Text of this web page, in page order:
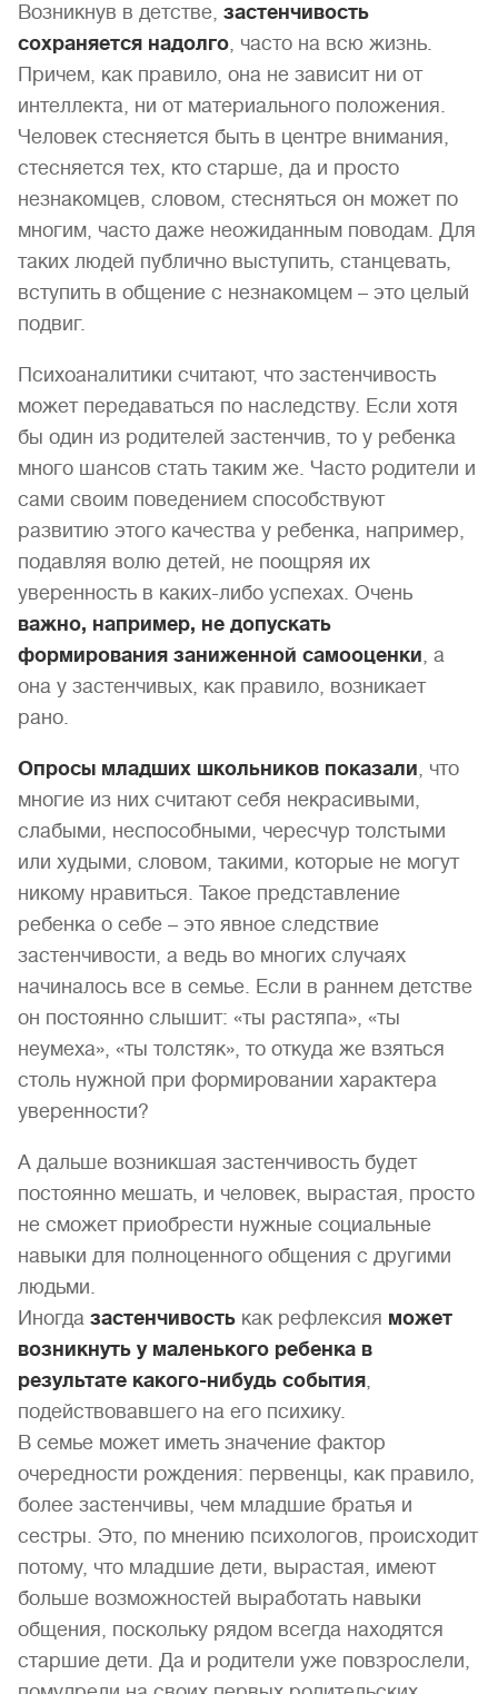
Возникнув в детстве, застенчивость
сохраняется надолго, часто на всю жизнь.
Причем, как правило, она не зависит ни от
интеллекта, ни от материального положения.
Человек стесняется быть в центре внимания,
стесняется тех, кто старше, да и просто
незнакомцев, словом, стесняться он может по
многим, часто даже неожиданным поводам. Для
таких людей публично выступить, станцевать,
вступить в общение с незнакомцем – это целый
подвиг.
Психоаналитики считают, что застенчивость
может передаваться по наследству. Если хотя
бы один из родителей застенчив, то у ребенка
много шансов стать таким же. Часто родители и
сами своим поведением способствуют
развитию этого качества у ребенка, например,
подавляя волю детей, не поощряя их
уверенность в каких-либо успехах. Очень
важно, например, не допускать
формирования заниженной самооценки, а
она у застенчивых, как правило, возникает
рано.
Опросы младших школьников показали, что
многие из них считают себя некрасивыми,
слабыми, неспособными, чересчур толстыми
или худыми, словом, такими, которые не могут
никому нравиться. Такое представление
ребенка о себе – это явное следствие
застенчивости, а ведь во многих случаях
начиналось все в семье. Если в раннем детстве
он постоянно слышит: «ты растяпа», «ты
неумеха», «ты толстяк», то откуда же взяться
столь нужной при формировании характера
уверенности?
А дальше возникшая застенчивость будет
постоянно мешать, и человек, вырастая, просто
не сможет приобрести нужные социальные
навыки для полноценного общения с другими
людьми.
Иногда застенчивость как рефлексия может
возникнуть у маленького ребенка в
результате какого-нибудь события,
подействовавшего на его психику.
В семье может иметь значение фактор
очередности рождения: первенцы, как правило,
более застенчивы, чем младшие братья и
сестры. Это, по мнению психологов, происходит
потому, что младшие дети, вырастая, имеют
больше возможностей выработать навыки
общения, поскольку рядом всегда находятся
старшие дети. Да и родители уже повзрослели,